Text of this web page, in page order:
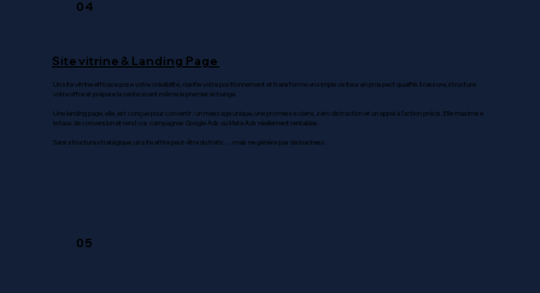
04
Site vitrine & Landing Page
Un site vitrine efficace pose votre crédibilité, clarifie votre positionnement et transforme un simple visiteur en prospect qualifié. Il rassure, structure
votre offre et prépare la vente avant même le premier échange.
Une landing page, elle, est conçue pour convertir : un message unique, une promesse claire, zéro distraction et un appel à l’action précis. Elle maximise
le taux de conversion et rend vos campagnes Google Ads ou Meta Ads réellement rentables.
Sans structure stratégique, un site attire peut-être du trafic… mais ne génère pas de business.
05